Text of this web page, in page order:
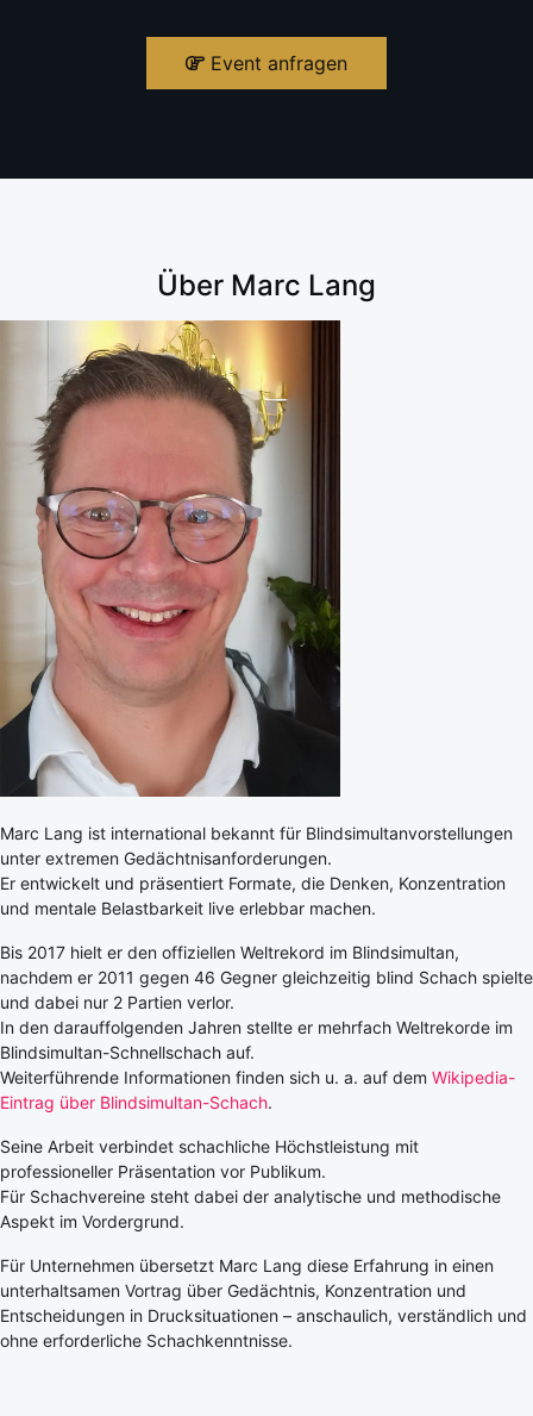
Event anfragen
Über Marc Lang
Marc Lang ist international bekannt für Blindsimultanvorstellungen
unter extremen Gedächtnisanforderungen.
Er entwickelt und präsentiert Formate, die Denken, Konzentration
und mentale Belastbarkeit live erlebbar machen.
Bis 2017 hielt er den offiziellen Weltrekord im Blindsimultan,
nachdem er 2011 gegen 46 Gegner gleichzeitig blind Schach spielte
und dabei nur 2 Partien verlor.
In den darauffolgenden Jahren stellte er mehrfach Weltrekorde im
Blindsimultan-Schnellschach auf.
Weiterführende Informationen finden sich u. a. auf dem Wikipedia-
Eintrag über Blindsimultan-Schach.
Seine Arbeit verbindet schachliche Höchstleistung mit
professioneller Präsentation vor Publikum.
Für Schachvereine steht dabei der analytische und methodische
Aspekt im Vordergrund.
Für Unternehmen übersetzt Marc Lang diese Erfahrung in einen
unterhaltsamen Vortrag über Gedächtnis, Konzentration und
Entscheidungen in Drucksituationen – anschaulich, verständlich und
ohne erforderliche Schachkenntnisse.